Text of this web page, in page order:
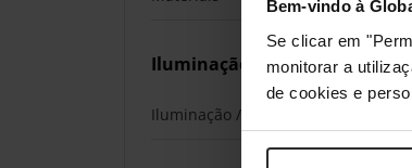
Bem-vindo à
Se clicar em
monitorar a
de cookies e
Iluminação
Iluminação / RGB